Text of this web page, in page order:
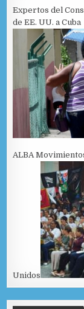
Expertos del
de EE. UU. a Cuba
ALBA
Unidos